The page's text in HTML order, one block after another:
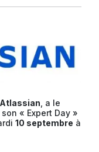
, a le
« Expert Day »
10 septembre à